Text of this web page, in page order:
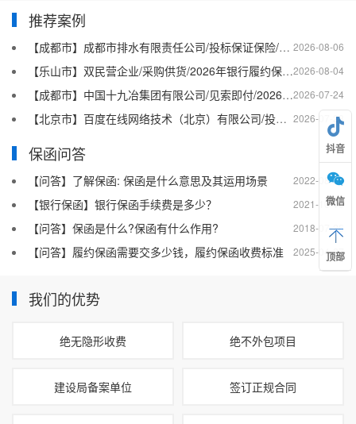
推荐案例
2026-08-06
【成都市】成都市排水有限责任公司/投标保证保险/2026银行投标保函十三
2026-08-04
【乐山市】双民营企业/采购供货/2026年银行履约保函四十二
2026-07-24
【成都市】中国十九冶集团有限公司/见索即付/2026年银行履约保函四十一
2026-07-23
【北京市】百度在线网络技术（北京）有限公司/投标保函/2026银行投标保函十二
保函问答
2022-08-20
【问答】了解保函: 保函是什么意思及其运用场景
2021-10-19
【银行保函】银行保函手续费是多少？
2018-07-26
【问答】保函是什么?保函有什么作用?
2025-04-27
【问答】履约保函需要交多少钱，履约保函收费标准
我们的优势
绝无隐形收费 绝不外包项目
建设局备案单位 签订正规合同
抖音
微信
顶部